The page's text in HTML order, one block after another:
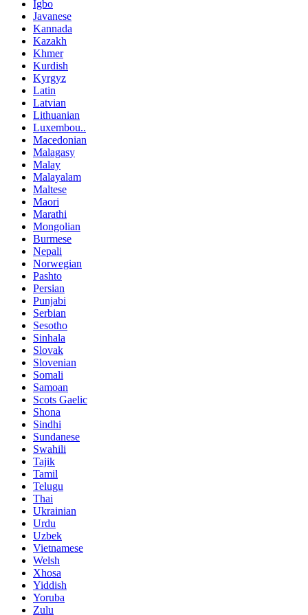
Igbo
Javanese
Kannada
Kazakh
Khmer
Kurdish
Kyrgyz
Latin
Latvian
Lithuanian
Luxembou..
Macedonian
Malagasy
Malay
Malayalam
Maltese
Maori
Marathi
Mongolian
Burmese
Nepali
Norwegian
Pashto
Persian
Punjabi
Serbian
Sesotho
Sinhala
Slovak
Slovenian
Somali
Samoan
Scots Gaelic
Shona
Sindhi
Sundanese
Swahili
Tajik
Tamil
Telugu
Thai
Ukrainian
Urdu
Uzbek
Vietnamese
Welsh
Xhosa
Yiddish
Yoruba
Zulu